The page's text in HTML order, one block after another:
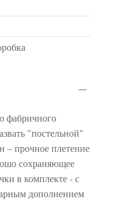
фабричного
"постельной"
– прочное плетение
сохраняющее
в комплекте - с
дополнением